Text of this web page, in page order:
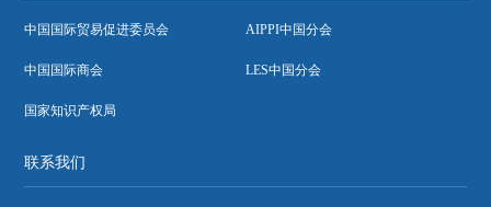
中国国际贸易促进委员会 AIPPI中国分会
中国国际商会 LES中国分会
国家知识产权局
联系我们